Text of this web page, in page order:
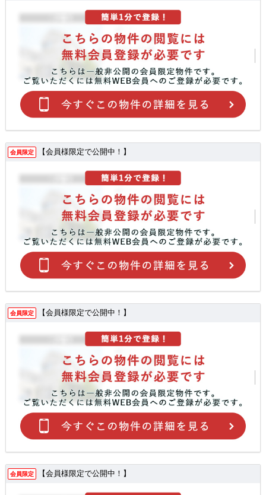
会員限定 【会員様限定で公開中！】
会員限定 【会員様限定で公開中！】
会員限定 【会員様限定で公開中！】